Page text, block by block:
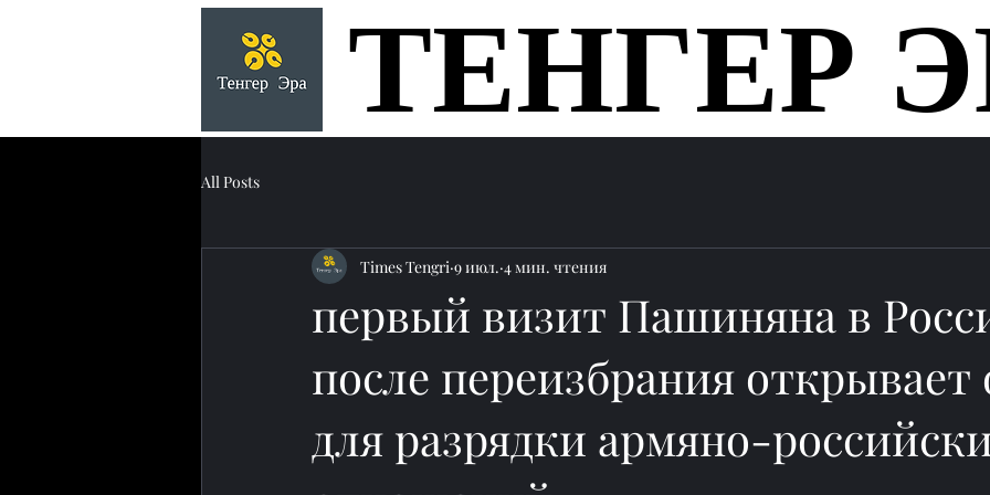
Главная
ТЕНГЕР
ТЕНГЕР
All Posts
первый визит Пашиняна в
после переизбрания открывает
для разрядки армяно-
Times Tengri 9 июл. 4 мин. чтения